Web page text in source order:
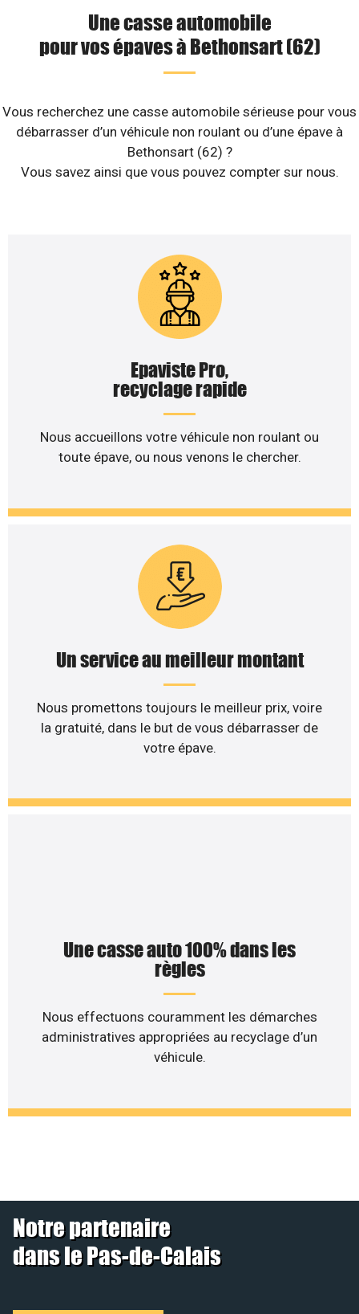
Une casse automobile
pour vos épaves à Bethonsart (62)
Vous recherchez une casse automobile sérieuse pour vous
débarrasser d’un véhicule non roulant ou d’une épave à
Bethonsart (62) ?
Vous savez ainsi que vous pouvez compter sur nous.
Epaviste Pro,
recyclage rapide
Nous accueillons votre véhicule non roulant ou
toute épave, ou nous venons le chercher.
Un service au meilleur montant
Nous promettons toujours le meilleur prix, voire
la gratuité, dans le but de vous débarrasser de
votre épave.
Une casse auto 100% dans les
règles
Nous effectuons couramment les démarches
administratives appropriées au recyclage d’un
véhicule.
Notre partenaire
dans le Pas-de-Calais